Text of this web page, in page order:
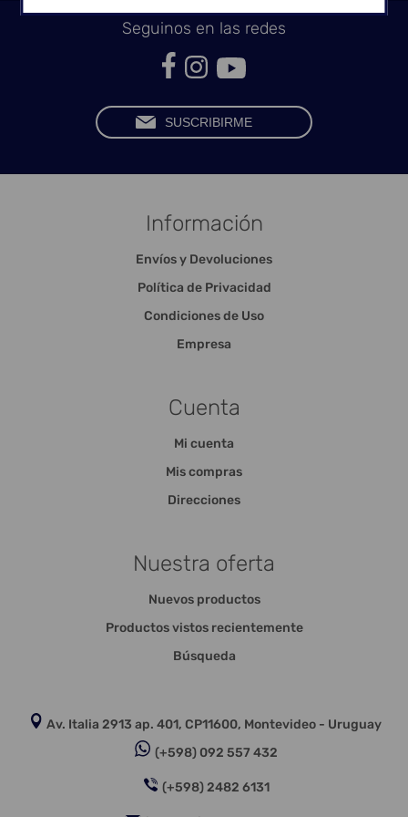
Seguinos en las redes
Información
Envíos y Devoluciones
Política de Privacidad
Condiciones de Uso
Empresa
Cuenta
Mi cuenta
Mis compras
Direcciones
Nuestra oferta
Nuevos productos
Productos vistos recientemente
Búsqueda
Av. Italia 2913 ap. 401, CP11600, Montevideo - Uruguay
(+598) 092 557 432
(+598) 2482 6131